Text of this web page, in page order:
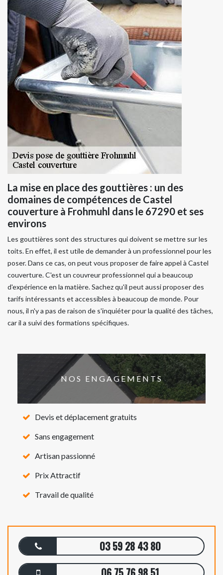
La mise en place des gouttières : un des
domaines de compétences de Castel
couverture à Frohmuhl dans le 67290 et ses
environs
Les gouttières sont des structures qui doivent se mettre sur les
toits. En effet, il est utile de demander à un professionnel pour les
poser. Dans ce cas, on peut vous proposer de faire appel à Castel
couverture. C'est un couvreur professionnel qui a beaucoup
d'expérience en la matière. Sachez qu'il peut aussi proposer des
tarifs intéressants et accessibles à beaucoup de monde. Pour
nous, il n'y a pas de raison de s'inquiéter pour la qualité des tâches,
car il a suivi des formations spécifiques.
NOS ENGAGEMENTS
Devis et déplacement gratuits
Sans engagement
Artisan passionné
Prix Attractif
Travail de qualité
03 59 28 43 80